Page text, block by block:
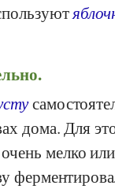
дома. Для
мелко